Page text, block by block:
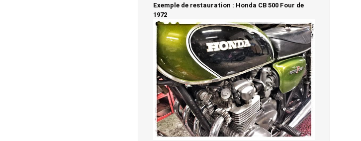
Exemple de restauration : Honda CB 500 Four de
1972